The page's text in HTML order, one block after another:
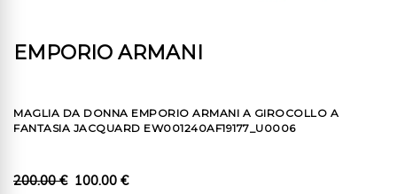
EMPORIO ARMANI
MAGLIA DA DONNA EMPORIO ARMANI A GIROCOLLO A
FANTASIA JACQUARD EW001240AF19177_U0006
200.00 € 100.00 €